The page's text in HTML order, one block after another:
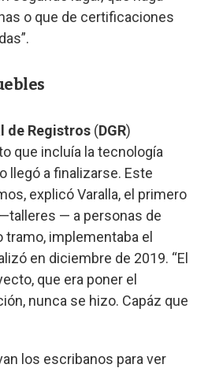
o que de certificaciones
de Registros (DGR)
que incluía la tecnología
llegó a finalizarse. Este
explicó Varalla, el primero
— a personas de
tramo, implementaba el
en diciembre de 2019. “El
que era poner el
nunca se hizo. Capáz que
los escribanos para ver